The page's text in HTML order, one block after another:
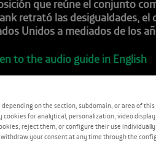
que reúne el conjunto
retrató las desigualdades, el
Unidos a mediados de los
to the audio guide in English
París © Robert
depending on the section, subdomain, or area of
for analytical, personalization, video
reject them, or configure their use
your consent at any time through the